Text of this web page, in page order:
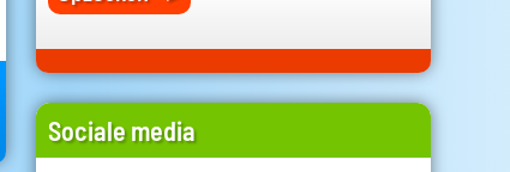
Sociale media